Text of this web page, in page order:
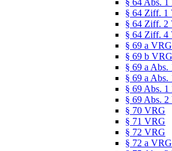
§ 64 Abs.
§ 64 Ziff. 1
§ 64 Ziff. 2
§ 64 Ziff. 4
§ 69 a VRG
§ 69 b VRG
§ 69 a
§ 69 a
§ 69 Abs.
§ 69 Abs.
§ 70 VRG
§ 71 VRG
§ 72 VRG
§ 72 a VRG